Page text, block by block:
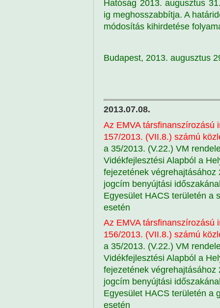
Hatóság 2013. augusztus
ig meghosszabbítja. A
módosítás kihirdetése
Budapest, 2013. augusztus
2013.07.08.
Az EMVA társfinanszírozású
157/2013. (VII.8.) számú
a 35/2013. (V.22.) VM
Vidékfejlesztési Alapból a
fejezetének
jogcím benyújtási
Egyesület HACS területén a
esetén
Az EMVA társfinanszírozású
156/2013. (VII.8.) számú
a 35/2013. (V.22.) VM
Vidékfejlesztési Alapból a
fejezetének
jogcím benyújtási
Egyesület HACS területén a
esetén